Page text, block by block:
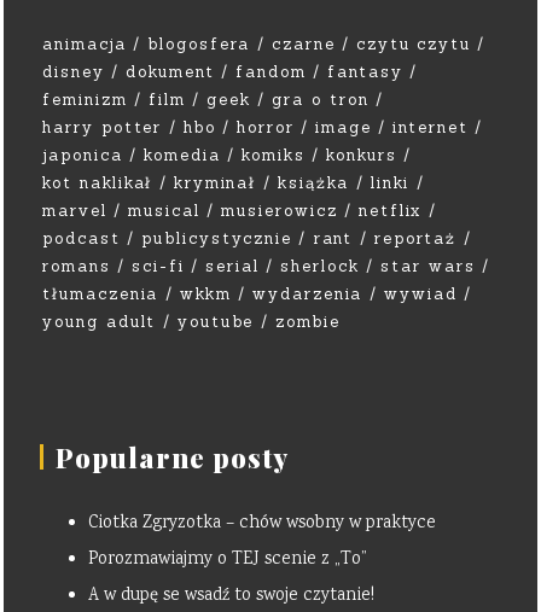
animacja blogosfera czarne
czytu czytu
disney
dokument fandom
fantasy
feminizm
film geek
gra o tron
harry potter
hbo horror image
internet
japonica
komedia komiks
konkurs
kot naklikał
kryminał książka
linki
marvel
musical musierowicz
netflix
podcast
publicystycznie rant
reportaż
romans
sci-fi serial sherlock
star wars
tłumaczenia
wkkm wydarzenia
wywiad
young adult
youtube zombie
Popularne posty
Ciotka Zgryzotka – chów wsobny w praktyce
Porozmawiajmy o TEJ scenie z „To”
A w dupę se wsadź to swoje czytanie!